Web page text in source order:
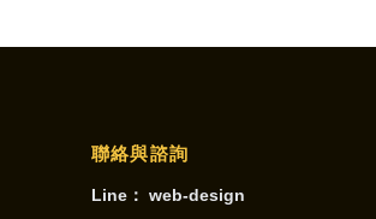
聯絡與諮詢
Line： web-design